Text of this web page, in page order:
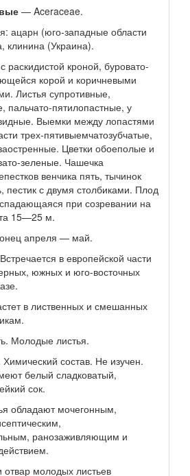
— Aceraceae.
ацарн (юго-западные области
клинина (Украина).
раскидистой кроной, буровато-
корой и коричневыми
Листья супротивные,
пальчато-пятилопастные, у
Выемки между лопастями
трех-пятивыемчатозубчатые,
Цветки обоеполые и
зеленые. Чашечка
венчика пять, тычинок
пестик с двумя столбиками. Плод
при созревании на
15—25 м.
апреля — май.
в европейской части
южных и юго-восточных
в лиственных и смешанных
Молодые листья.
состав. Не изучен.
белый сладковатый,
сок.
обладают мочегонным,
ранозаживляющим и
молодых листьев